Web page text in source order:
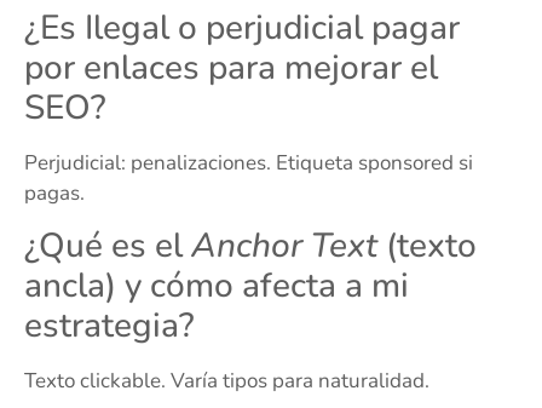
¿Es Ilegal o perjudicial pagar
por enlaces para mejorar el
SEO?
Perjudicial: penalizaciones. Etiqueta sponsored si
pagas.
¿Qué es elAnchor Text(texto
ancla) y cómo afecta a mi
estrategia?
Texto clickable. Varía tipos para naturalidad.